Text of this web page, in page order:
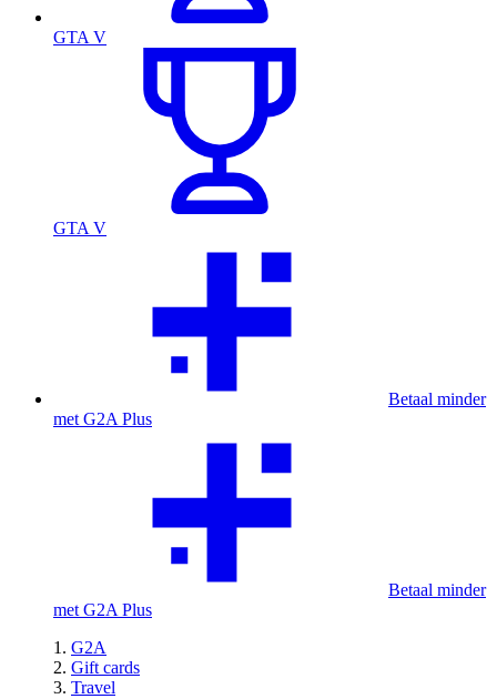
GTA V
GTA V
Betaal minder
met G2A Plus
Betaal minder
met G2A Plus
G2A
Gift cards
Travel